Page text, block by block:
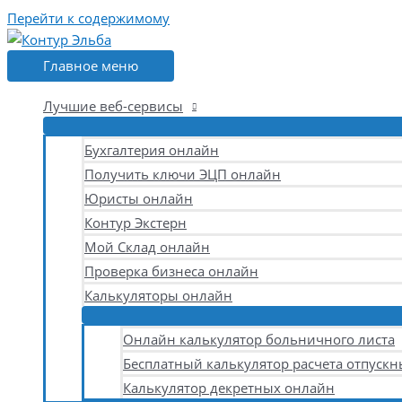
Перейти к содержимому
Главное меню
Лучшие веб-сервисы
Бухгалтерия онлайн
Получить ключи ЭЦП онлайн
Юристы онлайн
Контур Экстерн
Мой Склад онлайн
Проверка бизнеса онлайн
Калькуляторы онлайн
Онлайн калькулятор больничного листа
Бесплатный калькулятор расчета
Калькулятор декретных онлайн